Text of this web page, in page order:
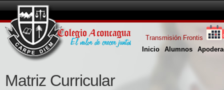
Inicio Alumnos
Transmisión Frontis
Matriz Curricular